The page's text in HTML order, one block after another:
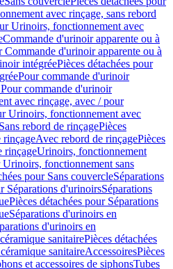
avec rinçage, sans rebord
Urinoirs, fonctionnement avec
Commande d'urinoir apparente ou à
Commande d'urinoir apparente ou à
intégréePièces détachées pour
Pour commande d'urinoir
commande d'urinoir
avec rinçage, avec / pour
Urinoirs, fonctionnement avec
Sans rebord de rinçagePièces
rinçageAvec rebord de rinçagePièces
rinçageUrinoirs, fonctionnement
Urinoirs, fonctionnement sans
pour Sans couvercleSéparations
Séparations d'urinoirsSéparations
Pièces détachées pour Séparations
Séparations d'urinoirs en
d'urinoirs en
sanitairePièces détachées
sanitaireAccessoiresPièces
et accessoires de siphonsTubes